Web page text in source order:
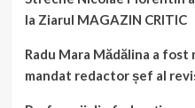
la Ziarul MAGAZIN CRITIC
Radu Mara Mădălina a
mandat redactor șef al